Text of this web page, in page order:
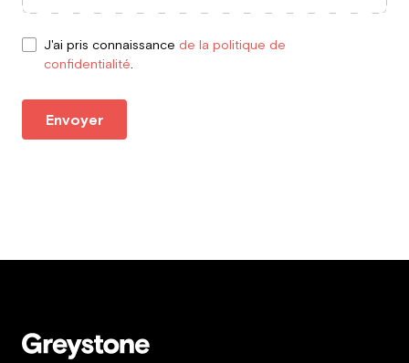
J'ai pris connaissance de la politique de
confidentialité
Envoyer